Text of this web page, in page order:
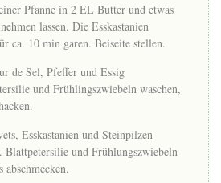
Pfanne in 2 EL Butter und etwas
lassen. Die Esskastanien
ca. 10 min garen. Beiseite stellen.
de Sel, Pfeffer und Essig
und Frühlingszwiebeln waschen,
Esskastanien und Steinpilzen
Blattpetersilie und Frühlungszwiebeln
abschmecken.